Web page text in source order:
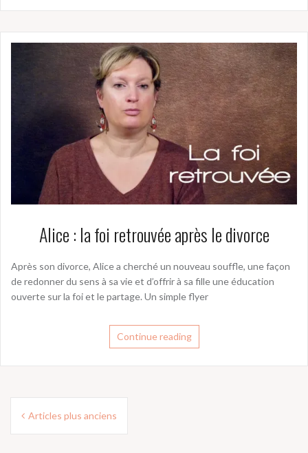
Alice : la foi retrouvée après le divorce
Après son divorce, Alice a cherché un nouveau souffle, une façon
de redonner du sens à sa vie et d’offrir à sa fille une éducation
ouverte sur la foi et le partage. Un simple flyer
Continue reading
Navigation
Articles plus anciens